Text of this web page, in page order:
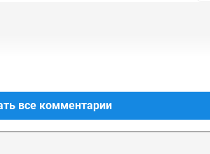
все комментарии